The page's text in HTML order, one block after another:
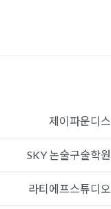
제이파운디스
SKY 논술구술학원
라티에프스튜디오